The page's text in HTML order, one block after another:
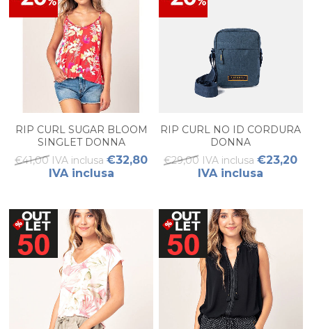
RIP CURL SUGAR BLOOM
SINGLET DONNA
€41,00 IVA inclusa €32,80
IVA inclusa
RIP CURL NO ID CORDURA
DONNA
€29,00 IVA inclusa €23,20
IVA inclusa